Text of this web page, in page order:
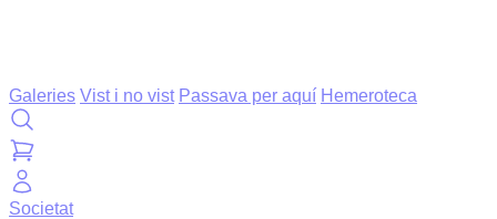
Galeries Vist i no vist Passava per aquí Hemeroteca
Societat